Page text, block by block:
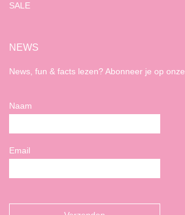
SALE
NEWS
News, fun & facts lezen? Abonneer je op onze
Naam
Email